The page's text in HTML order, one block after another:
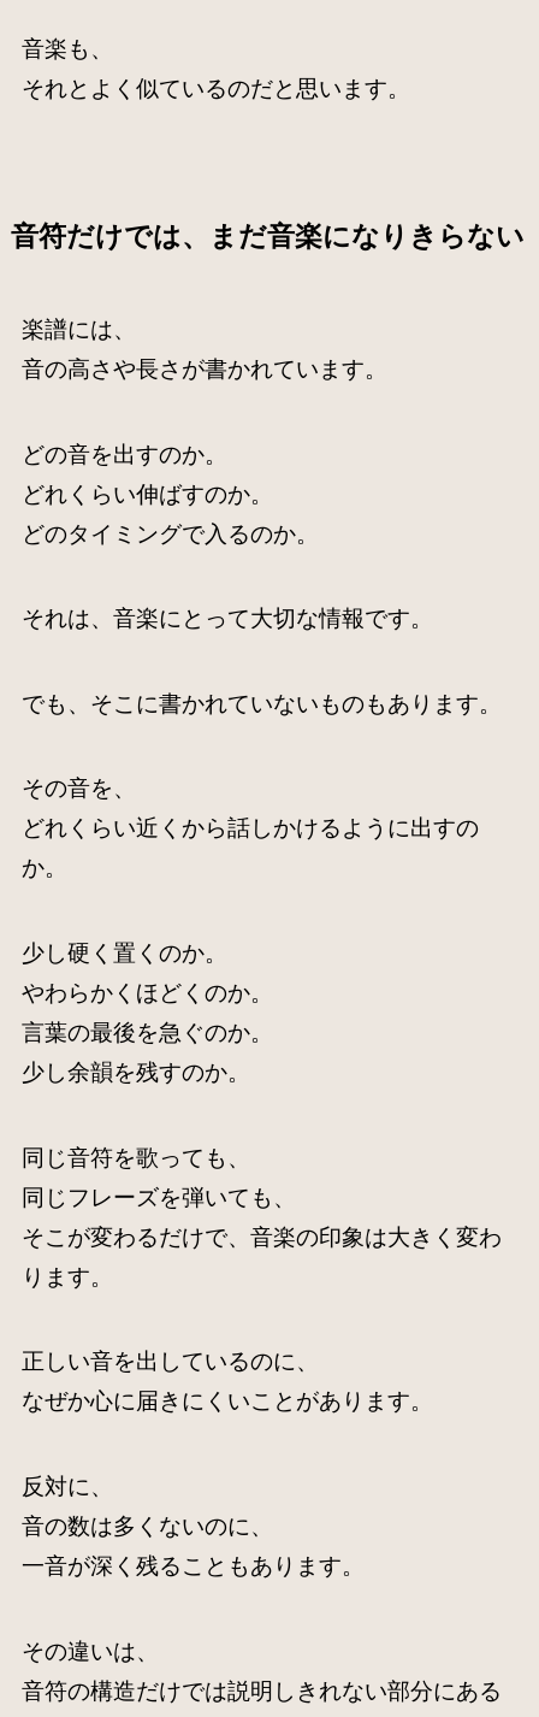
音楽も、
それとよく似ているのだと思います。
音符だけでは、まだ音楽になりきらない
楽譜には、
音の高さや長さが書かれています。
どの音を出すのか。
どれくらい伸ばすのか。
どのタイミングで入るのか。
それは、音楽にとって大切な情報です。
でも、そこに書かれていないものもあります。
その音を、
どれくらい近くから話しかけるように出すの
か。
少し硬く置くのか。
やわらかくほどくのか。
言葉の最後を急ぐのか。
少し余韻を残すのか。
同じ音符を歌っても、
同じフレーズを弾いても、
そこが変わるだけで、音楽の印象は大きく変わ
ります。
正しい音を出しているのに、
なぜか心に届きにくいことがあります。
反対に、
音の数は多くないのに、
一音が深く残ることもあります。
その違いは、
音符の構造だけでは説明しきれない部分にある